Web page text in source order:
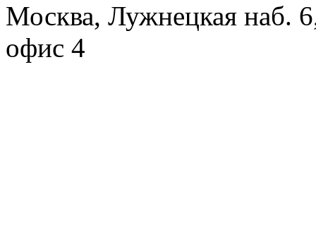
Москва, Лужнецкая наб.
офис 4